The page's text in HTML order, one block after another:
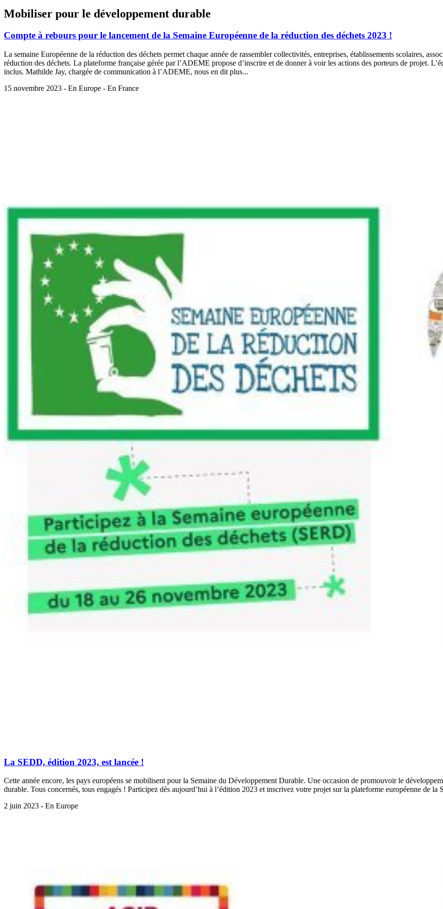
Mobiliser pour le développement durable
Compte à rebours pour le lancement de la Semaine Européenne de la réduction des déchets 2023 !
La semaine Européenne de la réduction des déchets permet chaque année de rassembler collectivités, entreprises, établissements scolaires,
réduction des déchets. La plateforme française gérée par l’ADEME propose d’inscrire et de donner à voir les actions des porteurs de projet.
inclus. Mathilde Jay, chargée de communication à l’ADEME, nous en dit plus...
15 novembre 2023 - En Europe - En France
La SEDD, édition 2023, est lancée !
Cette année encore, les pays européens se mobilisent pour la Semaine du Développement Durable. Une occasion de promouvoir le
durable. Tous concernés, tous engagés ! Participez dès aujourd’hui à l’édition 2023 et inscrivez votre projet sur la plateforme européenne de la
2 juin 2023 - En Europe